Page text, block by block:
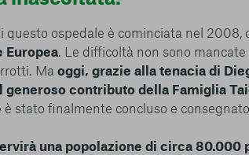
questo ospedale è cominciata nel 2008,
Europea. Le difficoltà non sono
Ma oggi, grazie alla tenacia di
generoso contributo della Famiglia
stato finalmente concluso e
una popolazione di circa 80.000